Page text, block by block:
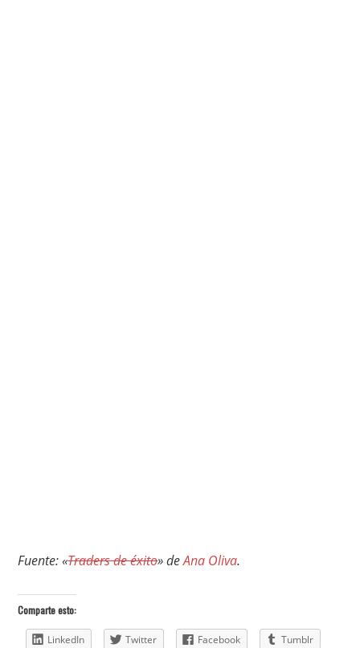
Fuente: «Traders de éxito» deAna Oliva.
Comparte esto:
LinkedIn Twitter Facebook Tumblr